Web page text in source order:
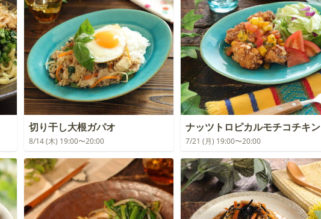
切り干し大根ガパオ
8/14 (木) 19:00〜20:00
ナッツトロピカルモチコチキン
7/21 (月) 19:00〜20:00